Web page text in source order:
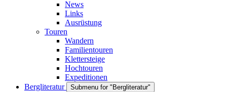
News
Links
Ausrüstung
Touren
Wandern
Familientouren
Klettersteige
Hochtouren
Expeditionen
Bergliteratur
Submenu for "Bergliteratur"